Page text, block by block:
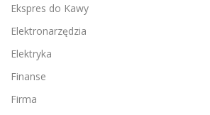
Ekspres do Kawy
Elektronarzędzia
Elektryka
Finanse
Firma